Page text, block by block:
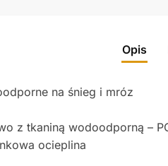
Opis
na śnieg i mróz
z tkaniną wodoodporną –
ocieplina